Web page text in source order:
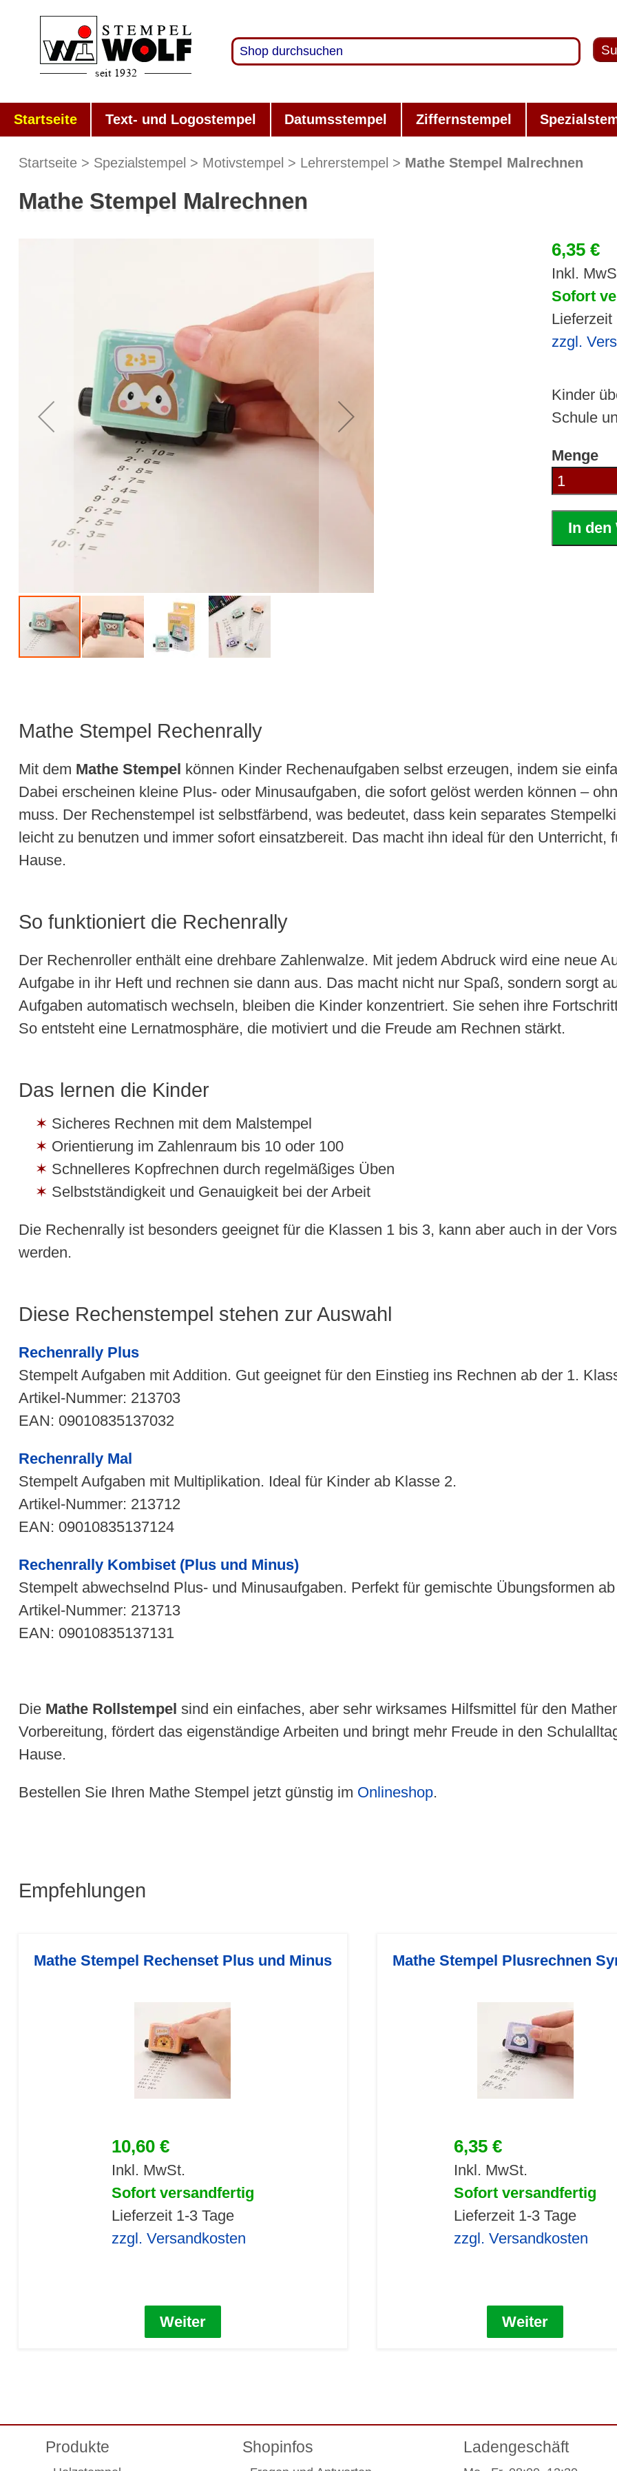
Startseite Text- und Logostempel Datumsstempel Ziffernstempel
Startseite Spezialstempel Motivstempel Lehrerstempel Mathe Stempel Malrechnen
Mathe Stempel Malrechnen
6,35 €
Inkl.
Sofort
Lieferzeit
zzgl.
Kinder
Schule
Menge
In den
Mathe Stempel Rechenrally
Mit dem Mathe Stempel können Kinder Rechenaufgaben selbst erzeugen, indem sie
Dabei erscheinen kleine Plus- oder Minusaufgaben, die sofort gelöst werden können –
muss. Der Rechenstempel ist selbstfärbend, was bedeutet, dass kein separates
leicht zu benutzen und immer sofort einsatzbereit. Das macht ihn ideal für den Unterricht,
Hause.
So funktioniert die Rechenrally
Der Rechenroller enthält eine drehbare Zahlenwalze. Mit jedem Abdruck wird eine neue
Aufgabe in ihr Heft und rechnen sie dann aus. Das macht nicht nur Spaß, sondern sorgt
Aufgaben automatisch wechseln, bleiben die Kinder konzentriert. Sie sehen ihre
So entsteht eine Lernatmosphäre, die motiviert und die Freude am Rechnen stärkt.
Das lernen die Kinder
Sicheres Rechnen mit dem Malstempel
Orientierung im Zahlenraum bis 10 oder 100
Schnelleres Kopfrechnen durch regelmäßiges Üben
Selbstständigkeit und Genauigkeit bei der Arbeit
Die Rechenrally ist besonders geeignet für die Klassen 1 bis 3, kann aber auch in der
werden.
Diese Rechenstempel stehen zur Auswahl
Rechenrally Plus
Stempelt Aufgaben mit Addition. Gut geeignet für den Einstieg ins Rechnen ab der 1.
Artikel-Nummer: 213703
EAN: 09010835137032
Rechenrally Mal
Stempelt Aufgaben mit Multiplikation. Ideal für Kinder ab Klasse 2.
Artikel-Nummer: 213712
EAN: 09010835137124
Rechenrally Kombiset (Plus und Minus)
Stempelt abwechselnd Plus- und Minusaufgaben. Perfekt für gemischte Übungsformen
Artikel-Nummer: 213713
EAN: 09010835137131
Die Mathe Rollstempel sind ein einfaches, aber sehr wirksames Hilfsmittel für den
Vorbereitung, fördert das eigenständige Arbeiten und bringt mehr Freude in den
Hause.
Bestellen Sie Ihren Mathe Stempel jetzt günstig im Onlineshop.
Empfehlungen
Mathe Stempel Rechenset Plus und Minus
10,60 €
Inkl. MwSt.
Sofort versandfertig
Lieferzeit 1-3 Tage
zzgl. Versandkosten
Weiter
Mathe Stempel Plusrechnen
6,35 €
Inkl. MwSt.
Sofort versandfertig
Lieferzeit 1-3 Tage
zzgl. Versandkosten
Weiter
Produkte Shopinfos Ladengeschäft